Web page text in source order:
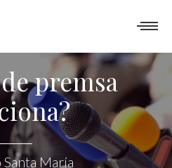
BLOG
premsa
Santa María